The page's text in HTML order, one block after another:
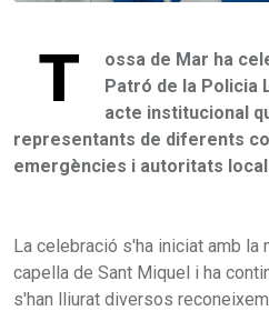
T
ossa de Mar ha
Patró de la Policia
acte institucional
representants de diferents
emergències i autoritats
La celebració s'ha iniciat amb la
capella de Sant Miquel i ha
s'han lliurat diversos